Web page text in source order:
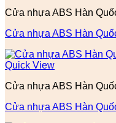
Cửa nhựa ABS Hàn
Cửa nhựa ABS Hàn
Quick View
Cửa nhựa ABS Hàn
Cửa nhựa ABS Hàn